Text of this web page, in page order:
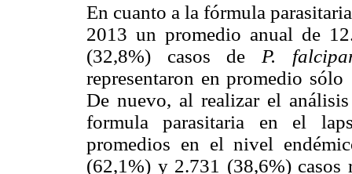
En cuanto a la fórmula
2013 un promedio anual de
(32,8%) casos de P.
representaron en promedio
De nuevo, al realizar el
formula parasitaria en el
promedios en el nivel
(62,1%) y 2.731 (38,6%) casos